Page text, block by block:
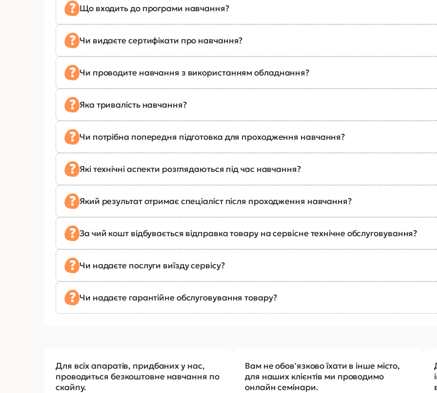
Що входить до програми навчання?
Чи видаєте сертифікати про навчання?
Чи проводите навчання з використанням обладнання?
Яка тривалість навчання?
Чи потрібна попередня підготовка для проходження навчання?
Які технічні аспекти розглядаються під час навчання?
Який результат отримає спеціаліст після проходження навчання?
За чий кошт відбувається відправка товару на сервісне технічне обслуговування?
Чи надаєте послуги виїзду сервісу?
Чи надаєте гарантійне обслуговування товару?
Для всіх апаратів, придбаних у нас,
проводиться безкоштовне навчання по
скайпу.
Вам не обов'язково їхати в інше місто,
для наших клієнтів ми проводимо
онлайн семінари.